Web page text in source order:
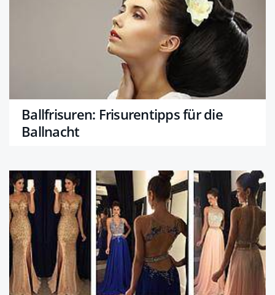
Ballfrisuren: Frisurentipps für die
Ballnacht